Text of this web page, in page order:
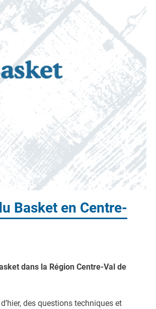
Basket en Centre-
dans la Région Centre-Val de
des questions techniques et